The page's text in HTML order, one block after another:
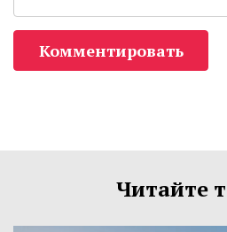
Комментировать
Читайте